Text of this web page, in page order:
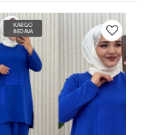
KARGO
BEDAVA